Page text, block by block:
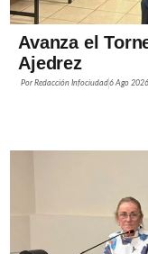
Avanza el
Ajedrez
PorRedacción Infociudad6 Ago 2026